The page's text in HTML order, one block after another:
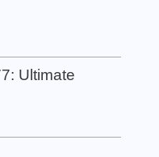
Ultimate